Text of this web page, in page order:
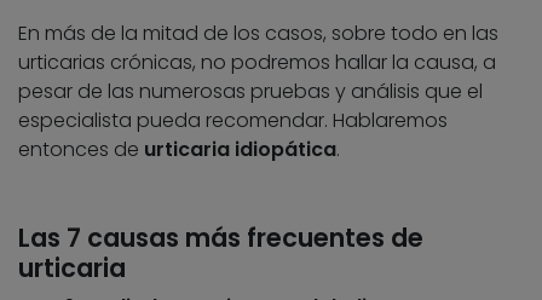
En más de la mitad de los casos, sobre todo en las
urticarias crónicas, no podremos hallar la causa, a
pesar de las numerosas pruebas y análisis que el
especialista pueda recomendar. Hablaremos
entonces de urticaria idiopática.
Las 7 causas más frecuentes de
urticaria